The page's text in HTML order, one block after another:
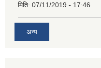
मिति: 07/11/2019 - 17:46
अन्य